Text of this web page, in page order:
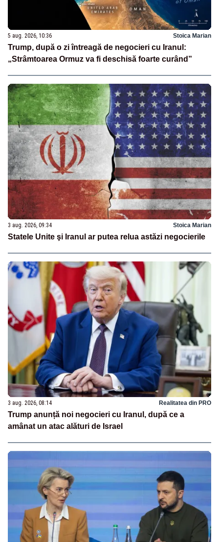
5 aug. 2026, 10:36 Stoica Marian
Trump, după o zi întreagă de negocieri cu Iranul:
„Strâmtoarea Ormuz va fi deschisă foarte curând”
3 aug. 2026, 09:34 Stoica Marian
Statele Unite şi Iranul ar putea relua astăzi negocierile
3 aug. 2026, 08:14 Realitatea din PRO
Trump anunță noi negocieri cu Iranul, după ce a
amânat un atac alături de Israel